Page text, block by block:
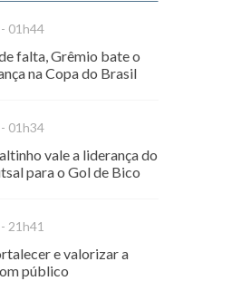
01h44
falta, Grêmio bate o
na Copa do Brasil
01h34
vale a liderança do
para o Gol de Bico
21h41
e valorizar a
público